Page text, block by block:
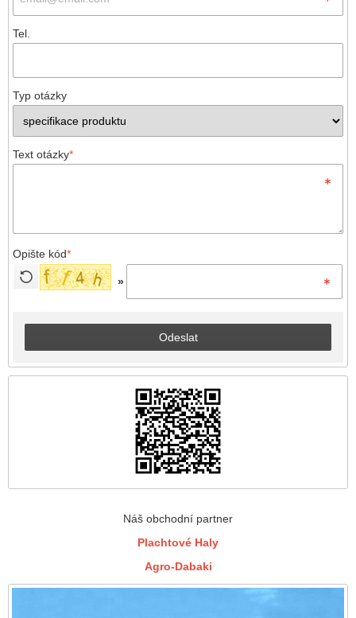
Náš obchodní partner
Plachtové Haly
Agro-Dabaki
Tel.
Typ otázky
Text otázky*
Opište kód*
»
Odeslat